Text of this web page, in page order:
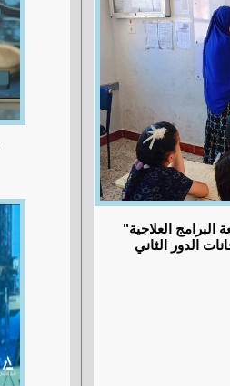
"تعليم دميــاط" تكثف متابعة البرامج العلاجية